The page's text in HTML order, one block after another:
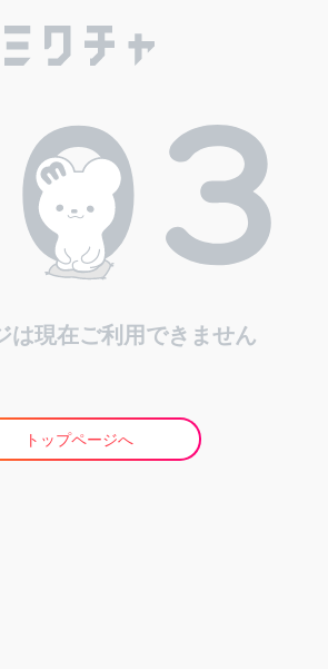
は現在ご利用できません